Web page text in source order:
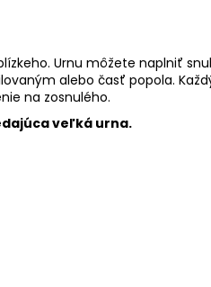
Urnu môžete naplniť
alebo časť popola.
na zosnulého.
veľká urna.